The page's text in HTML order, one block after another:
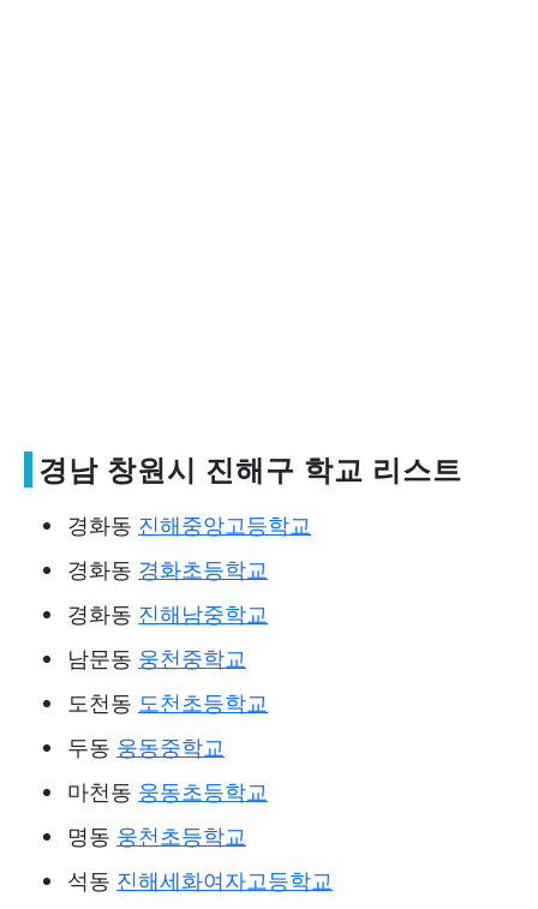
경남 창원시 진해구 학교 리스트
경화동 진해중앙고등학교
경화동 경화초등학교
경화동 진해남중학교
남문동 웅천중학교
도천동 도천초등학교
두동 웅동중학교
마천동 웅동초등학교
명동 웅천초등학교
석동 진해세화여자고등학교